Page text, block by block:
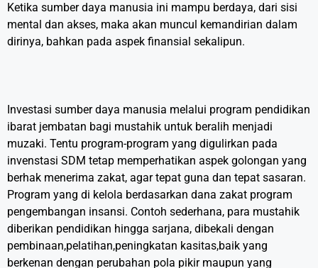
Ketika sumber daya manusia ini mampu berdaya, dari sisi
mental dan akses, maka akan muncul kemandirian dalam
dirinya, bahkan pada aspek finansial sekalipun.
Investasi sumber daya manusia melalui program pendidikan
ibarat jembatan bagi mustahik untuk beralih menjadi
muzaki. Tentu program-program yang digulirkan pada
invenstasi SDM tetap memperhatikan aspek golongan yang
berhak menerima zakat, agar tepat guna dan tepat sasaran.
Program yang di kelola berdasarkan dana zakat program
pengembangan insansi. Contoh sederhana, para mustahik
diberikan pendidikan hingga sarjana, dibekali dengan
pembinaan,pelatihan,peningkatan kasitas,baik yang
berkenan dengan perubahan pola pikir maupun yang